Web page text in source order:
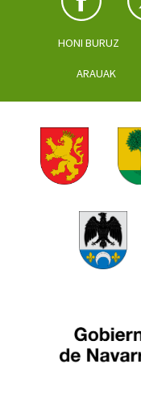
HONI BURUZ
ARAUAK